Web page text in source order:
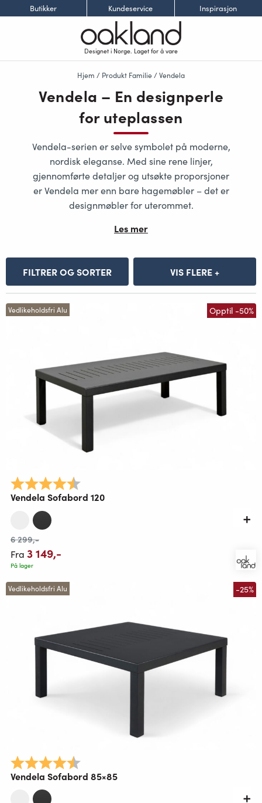
Butikker Kundeservice Inspirasjon
Designet i Norge. Laget for å vare
Hjem / Produkt Familie / Vendela
Vendela – En designperle
for uteplassen
Vendela-serien er selve symbolet på moderne,
nordisk eleganse. Med sine rene linjer,
gjennomførte detaljer og utsøkte proporsjoner
er Vendela mer enn bare hagemøbler – det er
designmøbler for uterommet.
Les mer
FILTRER OG SORTER VIS FLERE +
Vedlikeholdsfri Alu Opptil -50%
Karakter:
Vendela Sofabord 120
6 299,-
Fra 3 149,-
På lager
Vedlikeholdsfri Alu -25%
Karakter:
Vendela Sofabord 85×85